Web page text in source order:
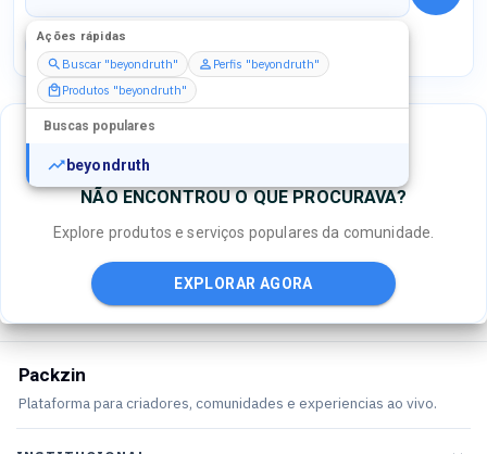
Ações rápidas
Buscar "beyondruth"
Perfis "beyondruth"
Produtos "beyondruth"
Buscas populares
beyondruth
Perfis
NÃO ENCONTROU O QUE PROCURAVA?
Explore produtos e serviços populares da comunidade.
EXPLORAR AGORA
Packzin
Plataforma para criadores, comunidades e experiencias ao vivo.